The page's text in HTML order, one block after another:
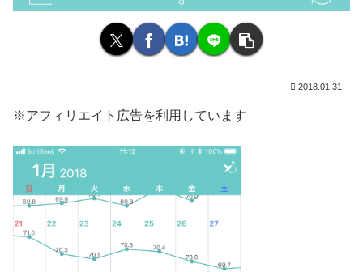
2018.01.31
※アフィリエイト広告を利用しています